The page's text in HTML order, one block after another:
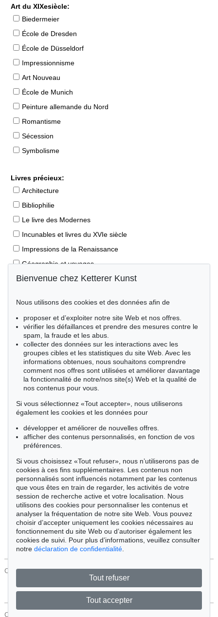
Art du XIXesiècle:
Biedermeier
École de Dresden
École de Düsseldorf
Impressionnisme
Art Nouveau
École de Munich
Peinture allemande du Nord
Romantisme
Sécession
Symbolisme
Livres précieux:
Architecture
Bibliophilie
Le livre des Modernes
Incunables et livres du XVIe siècle
Impressions de la Renaissance
Géographie et voyages
Éditions princeps
Livres pour enfants
Style de vie
Événements clés des sciences naturelles
Littérature mondiale
Littérature économique
Cimélie
Trier par:
Tous les objets
Offres actuelles
Objets vendus
Chercher
CONTACT Protection Des Données
CONTACT
Bienvenue chez Ketterer Kunst
Nous utilisons des cookies et des données afin de
proposer et d’exploiter notre site Web et nos offres.
vérifier les défaillances et prendre des mesures contre le
spam, la fraude et les abus.
collecter des données sur les interactions avec les
groupes cibles et les statistiques du site Web. Avec les
informations obtenues, nous souhaitons comprendre
comment nos offres sont utilisées et améliorer davantage
la fonctionnalité de notre/nos site(s) Web et la qualité de
nos contenus pour vous.
Si vous sélectionnez «Tout accepter», nous utiliserons
également les cookies et les données pour
développer et améliorer de nouvelles offres.
afficher des contenus personnalisés, en fonction de vos
préférences.
Si vous choisissez «Tout refuser», nous n’utiliserons pas de
cookies à ces fins supplémentaires. Les contenus non
personnalisés sont influencés notamment par les contenus
que vous êtes en train de regarder, les activités de votre
session de recherche active et votre localisation. Nous
utilisons des cookies pour personnaliser les contenus et
analyser la fréquentation de notre site Web. Vous pouvez
choisir d’accepter uniquement les cookies nécessaires au
fonctionnement du site Web ou d’autoriser également les
cookies de suivi. Pour plus d’informations, veuillez consulter
notre déclaration de confidentialité
Tout refuser
Tout accepter